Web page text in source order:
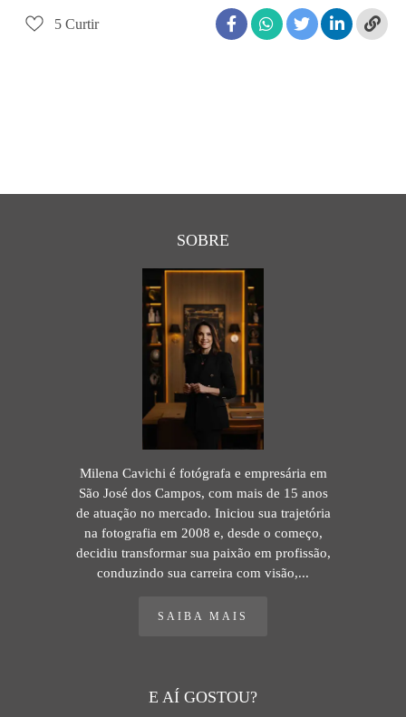
5 Curtir
SOBRE
Milena Cavichi é fotógrafa e empresária em
São José dos Campos, com mais de 15 anos
de atuação no mercado. Iniciou sua trajetória
na fotografia em 2008 e, desde o começo,
decidiu transformar sua paixão em profissão,
conduzindo sua carreira com visão,...
SAIBA MAIS
E AÍ GOSTOU?